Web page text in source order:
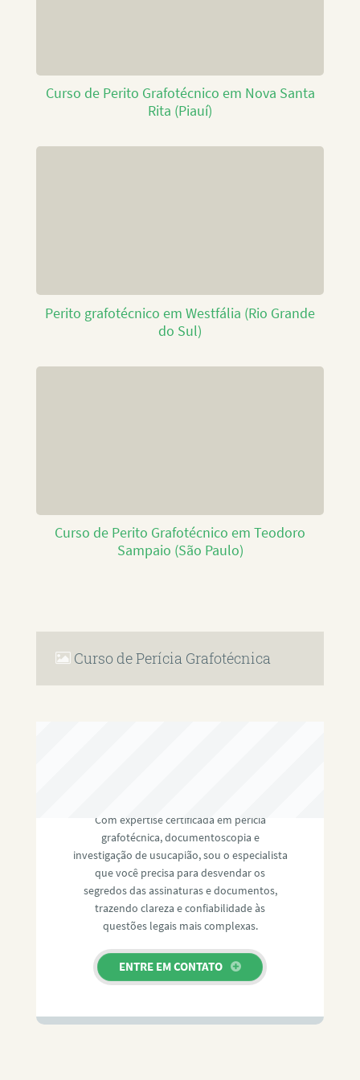
Curso de Perito Grafotécnico em Nova Santa
Rita (Piauí)
Perito grafotécnico em Westfália (Rio Grande
do Sul)
Curso de Perito Grafotécnico em Teodoro
Sampaio (São Paulo)
Curso de Perícia Grafotécnica
Com expertise certificada em perícia
grafotécnica, documentoscopia e
investigação de usucapião, sou o especialista
que você precisa para desvendar os
segredos das assinaturas e documentos,
trazendo clareza e confiabilidade às
questões legais mais complexas.
ENTRE EM CONTATO